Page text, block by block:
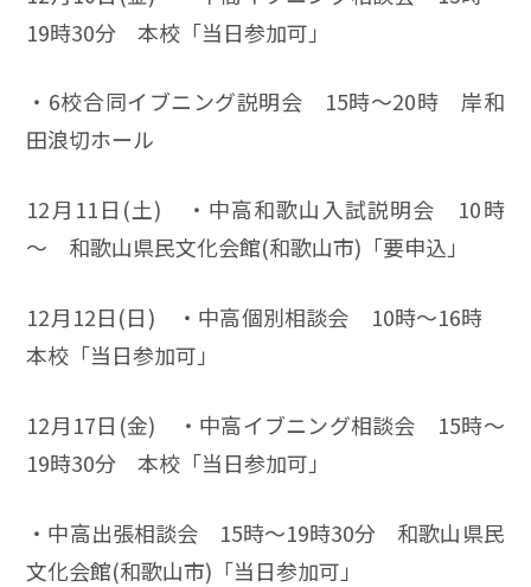
19時30分 本校「当日参加可」
・6校合同イブニング説明会 15時～20時 岸和
田浪切ホール
12月11日(土) ・中高和歌山入試説明会 10時
～ 和歌山県民文化会館(和歌山市)「要申込」
12月12日(日) ・中高個別相談会 10時～16時
本校「当日参加可」
12月17日(金) ・中高イブニング相談会 15時～
19時30分 本校「当日参加可」
・中高出張相談会 15時～19時30分 和歌山県民
文化会館(和歌山市)「当日参加可」